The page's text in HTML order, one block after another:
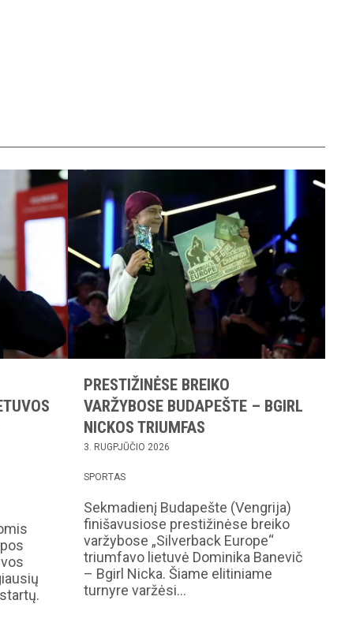
PRESTIŽINĖSE BREIKO
VARŽYBOSE BUDAPEŠTE – BGIRL
NICKOS TRIUMFAS
3. RUGPJŪČIO 2026
SPORTAS
Sekmadienį Budapešte (Vengrija)
finišavusiose prestižinėse breiko
varžybose „Silverback Europe“
triumfavo lietuvė Dominika Banevič
– Bgirl Nicka. Šiame elitiniame
turnyre varžėsi…